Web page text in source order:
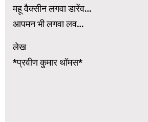
महू वैक्सीन लगवा डारेंव…
आपमन भी लगवा लव…
लेख
*प्रवीण कुमार थॉमस*